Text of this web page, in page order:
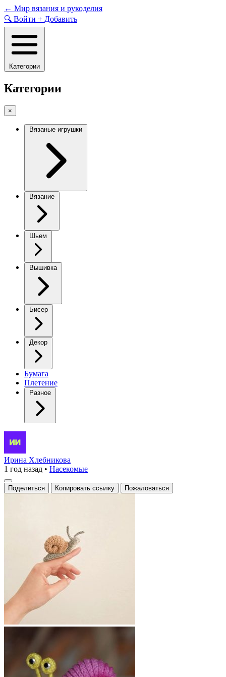
Skip
to
content
← Мир вязания и рукоделия
🔍 Войти + Добавить
Категории
Категории
×
Вязаные игрушки
Вязание
Шьем
Вышивка
Бисер
Декор
Бумага
Плетение
Разное
Очаровательный
вязаный
улитка,
выполненный
вниманием
деталям.
Ирина Хлебникова
1 год назад • Насекомые
Поделиться Копировать ссылку Пожаловаться